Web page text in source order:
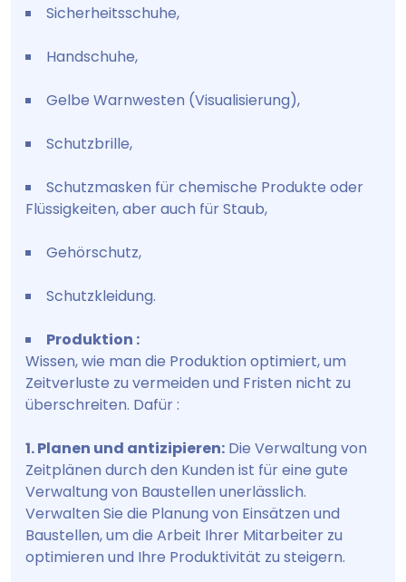
Sicherheitsschuhe,
Handschuhe,
Gelbe Warnwesten (Visualisierung),
Schutzbrille,
Schutzmasken für chemische Produkte oder
Flüssigkeiten, aber auch für Staub,
Gehörschutz,
Schutzkleidung.
Produktion :
Wissen, wie man die Produktion optimiert, um
Zeitverluste zu vermeiden und Fristen nicht zu
überschreiten. Dafür :
1. Planen und antizipieren: Die Verwaltung von
Zeitplänen durch den Kunden ist für eine gute
Verwaltung von Baustellen unerlässlich.
Verwalten Sie die Planung von Einsätzen und
Baustellen, um die Arbeit Ihrer Mitarbeiter zu
optimieren und Ihre Produktivität zu steigern.